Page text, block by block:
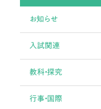
お知らせ
入試関連
教科・探究
行事・国際